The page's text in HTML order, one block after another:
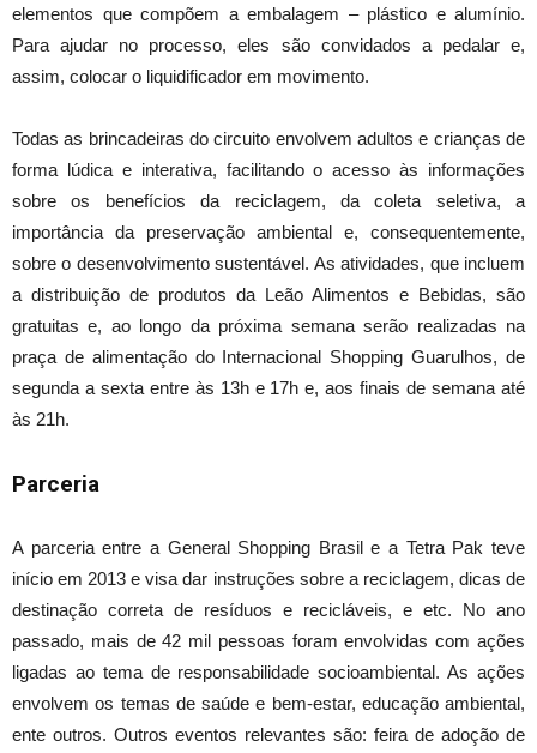
elementos que compõem a embalagem – plástico e alumínio.
Para ajudar no processo, eles são convidados a pedalar e,
assim, colocar o liquidificador em movimento.
Todas as brincadeiras do circuito envolvem adultos e crianças de
forma lúdica e interativa, facilitando o acesso às informações
sobre os benefícios da reciclagem, da coleta seletiva, a
importância da preservação ambiental e, consequentemente,
sobre o desenvolvimento sustentável. As atividades, que incluem
a distribuição de produtos da Leão Alimentos e Bebidas, são
gratuitas e, ao longo da próxima semana serão realizadas na
praça de alimentação do Internacional Shopping Guarulhos, de
segunda a sexta entre às 13h e 17h e, aos finais de semana até
às 21h.
Parceria
A parceria entre a General Shopping Brasil e a Tetra Pak teve
início em 2013 e visa dar instruções sobre a reciclagem, dicas de
destinação correta de resíduos e recicláveis, e etc. No ano
passado, mais de 42 mil pessoas foram envolvidas com ações
ligadas ao tema de responsabilidade socioambiental. As ações
envolvem os temas de saúde e bem-estar, educação ambiental,
ente outros. Outros eventos relevantes são: feira de adoção de